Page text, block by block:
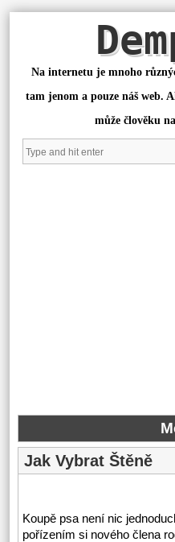
Na internetu je mnoho
tam jenom a pouze náš web.
může člověku
Jak Vybrat Štěně
Koupě psa není nic
pořízením si nového člena